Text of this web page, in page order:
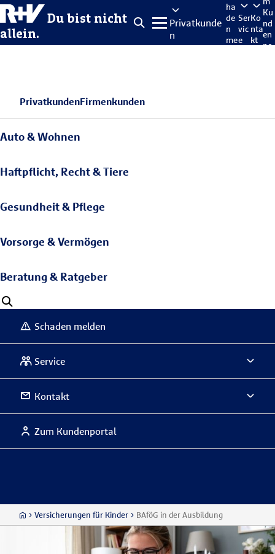
Du bist nicht
allein.
Privatkunde
n
ha
de
n
me
Ser
vic
e
Ko
nta
kt
Ku
nd
en
po
PrivatkundenFirmenkunden
Auto & Wohnen
Haftpflicht, Recht & Tiere
Gesundheit & Pflege
Vorsorge & Vermögen
Beratung & Ratgeber
Schaden melden
Service
Kontakt
Zum Kundenportal
Versicherungen für Kinder BAföG in der Ausbildung